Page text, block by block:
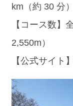
km（約 30 分）
【コース数】
2,550m）
【公式サイト